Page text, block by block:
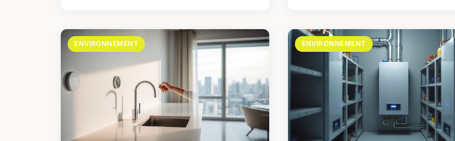
ENVIRONNEMENT ENVIRONNEMENT